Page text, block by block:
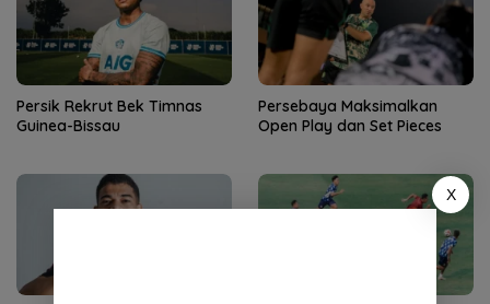
Persik Rekrut Bek Timnas
Guinea-Bissau
Persebaya Maksimalkan
Open Play dan Set Pieces
X